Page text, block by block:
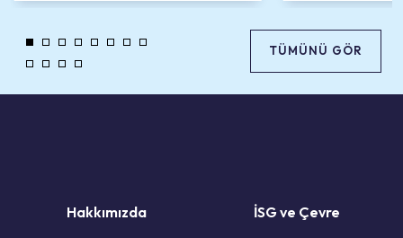
TÜMÜNÜ GÖR
Hakkımızda İSG ve Çevre